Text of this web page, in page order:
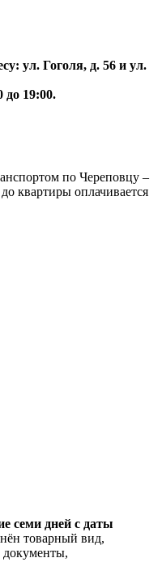
ул. Гоголя, д. 56 и ул.
до 19:00.
по Череповцу –
квартиры оплачивается
семи дней с даты
товарный вид,
документы,